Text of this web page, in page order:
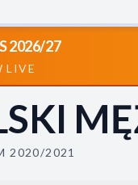
2026/27
LIVE
2020/2021